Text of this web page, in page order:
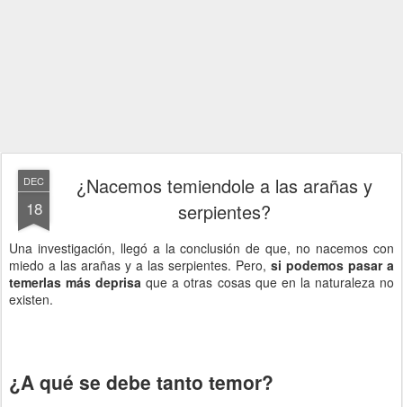
DEC
18
¿Nacemos temiendole a las arañas y
serpientes?
Una investigación, llegó a la conclusión de que, no nacemos con
miedo a las arañas y a las serpientes. Pero, si podemos pasar a
temerlas más deprisa que a otras cosas que en la naturaleza no
existen.
¿A qué se debe tanto temor?